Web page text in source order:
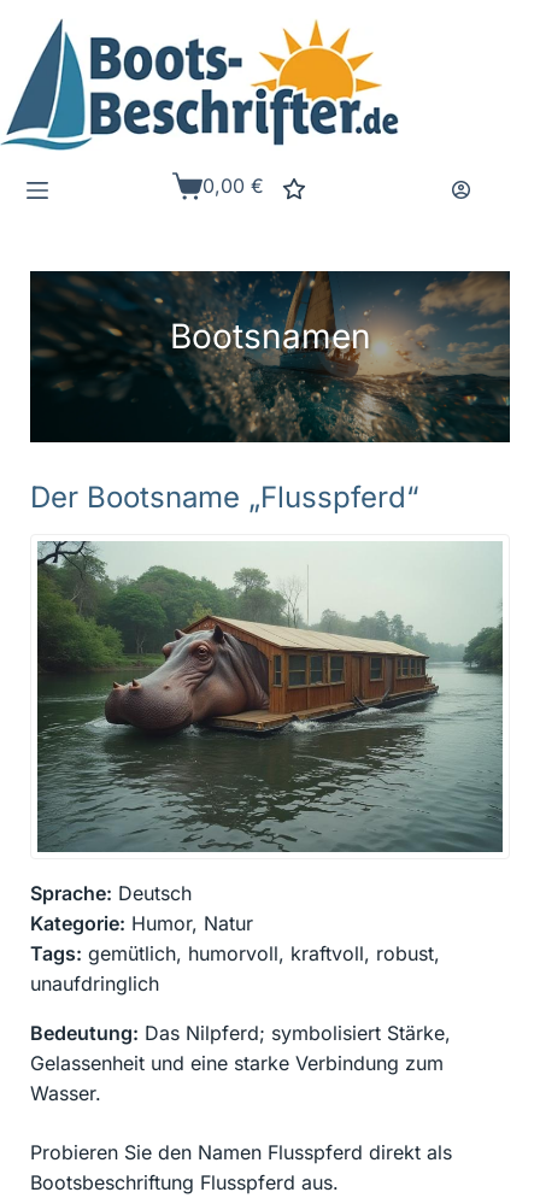
Inhalt
springen
Warenkorb
0,00€
Bootsnamen
Der Bootsname „Flusspferd“
Sprache: Deutsch
Kategorie: Humor, Natur
Tags: gemütlich, humorvoll, kraftvoll, robust,
unaufdringlich
Bedeutung: Das Nilpferd; symbolisiert Stärke,
Gelassenheit und eine starke Verbindung zum
Wasser.
Probieren Sie den Namen Flusspferd direkt als
Bootsbeschriftung Flusspferd aus.